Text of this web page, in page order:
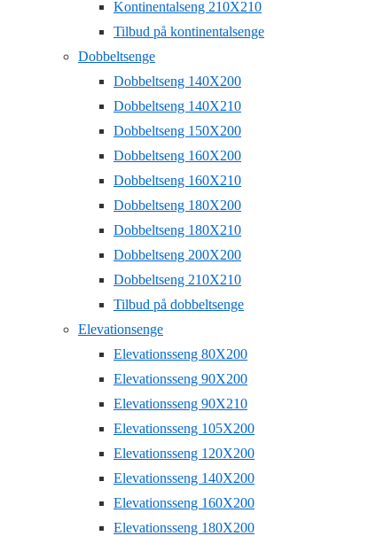
Kontinentalseng 210X210
Tilbud på kontinentalsenge
Dobbeltsenge
Dobbeltseng 140X200
Dobbeltseng 140X210
Dobbeltseng 150X200
Dobbeltseng 160X200
Dobbeltseng 160X210
Dobbeltseng 180X200
Dobbeltseng 180X210
Dobbeltseng 200X200
Dobbeltseng 210X210
Tilbud på dobbeltsenge
Elevationsenge
Elevationsseng 80X200
Elevationsseng 90X200
Elevationsseng 90X210
Elevationsseng 105X200
Elevationsseng 120X200
Elevationsseng 140X200
Elevationsseng 160X200
Elevationsseng 180X200